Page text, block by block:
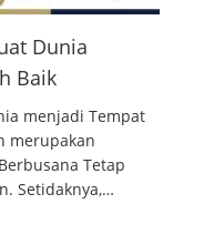
Dunia
Baik
menjadi Tempat
merupakan
Tetap
Setidaknya,…